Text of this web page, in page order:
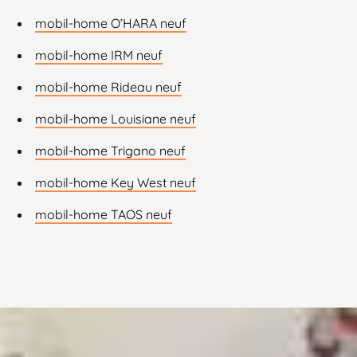
mobil-home O’HARA neuf
mobil-home IRM neuf
mobil-home Rideau neuf
mobil-home Louisiane neuf
mobil-home Trigano neuf
mobil-home Key West neuf
mobil-home TAOS neuf